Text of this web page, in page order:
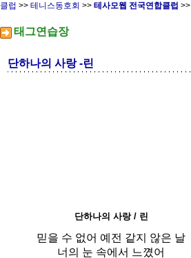
클럽 >> 테니스동호회 >> 테사모웹 전국연합클럽 >>
태그연습장
단하나의 사랑 -린
단하나의 사랑 / 린
믿을 수 없어 예전 같지 않은 날
너의 눈 속에서 느꼈어